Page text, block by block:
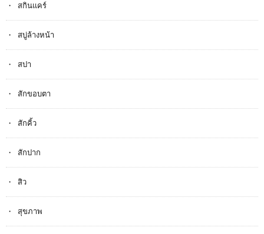
สกินแคร์
สบู่ล้างหน้า
สปา
สักขอบตา
สักคิ้ว
สักปาก
สิว
สุขภาพ